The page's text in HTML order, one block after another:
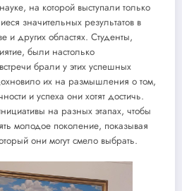
на которой выступали только
значительных результатов в
и других областях. Студенты,
были настолько
брали у этих успешных
их на размышления о том,
и успеха они хотят достичь.
на разных этапах, чтобы
молодое поколение, показывая
они могут смело выбрать.